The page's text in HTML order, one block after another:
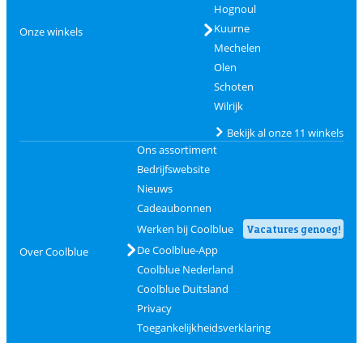
Onze winkels
Hognoul
Kuurne
Mechelen
Olen
Schoten
Wilrijk
Bekijk al onze 11 winkels
Over Coolblue
Ons assortiment
Bedrijfswebsite
Nieuws
Cadeaubonnen
Werken bij Coolblue
Vacatures genoeg!
De Coolblue-App
Coolblue Nederland
Coolblue Duitsland
Privacy
Toegankelijkheidsverklaring